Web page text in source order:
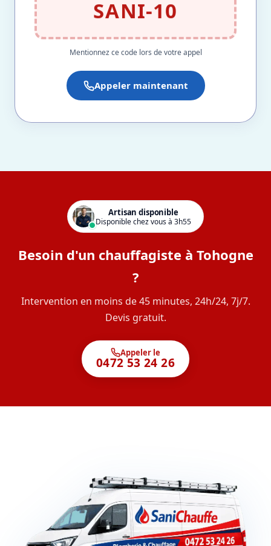
SANI-10
Mentionnez ce code lors de votre appel
Appeler maintenant
Artisan disponible
Disponible chez vous à 3h55
Besoin d'un chauffagiste à Tohogne
?
Intervention en moins de 45 minutes, 24h/24, 7j/7.
Devis gratuit.
Appeler le
0472 53 24 26